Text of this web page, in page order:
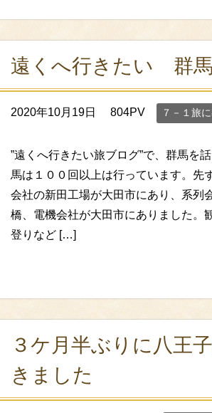
遠くへ行きたい 群馬
2020年10月19日 804PV ７－１旅
”遠くへ行きたい旅ブログ”で、群馬を
馬は１００回以上は行っています。先
会社の新田工場が大田市にあり、系列
橋、電機会社が大田市にありました。
登りなど […]
３ケ月半ぶりに八王
きました